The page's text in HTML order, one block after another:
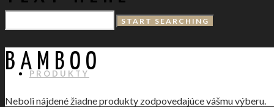
PRODUKTY
BAMBOO
Neboli nájdené žiadne produkty zodpovedajúce vášmu výberu.